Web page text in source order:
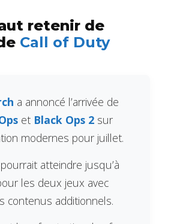
retenir de
Call of Duty
a annoncé l’arrivée de
et Black Ops 2 sur
modernes pour juillet.
atteindre jusqu’à
les deux jeux avec
contenus additionnels.